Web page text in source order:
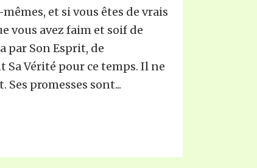
et si vous êtes de vrais
vous avez faim et soif de
par Son Esprit, de
Vérité pour ce temps. Il ne
promesses sont...